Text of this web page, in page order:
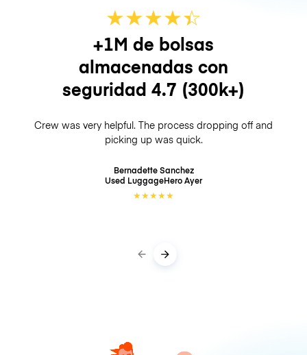
★★★★☆
★
+1M de bolsas
almacenadas con
seguridad 4.7 (300k+)
Crew was very helpful. The process dropping off and
picking up was quick.
Bernadette Sanchez
Used LuggageHeroAyer
★★★★★